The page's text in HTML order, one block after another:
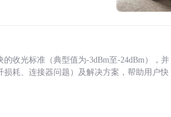
收光标准（典型值为-3dBm至-24dBm），并
耗、连接器问题）及解决方案，帮助用户快